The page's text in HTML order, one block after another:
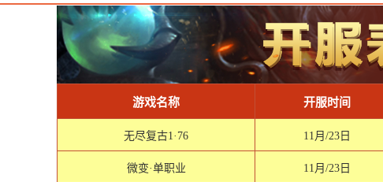
游戏名称 开服时间
无尽复古1·76 11月/23日
微变·单职业 11月/23日